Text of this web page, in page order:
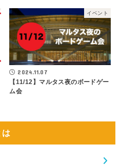
イベント
2024.11.07
【11/12】マルタス夜のボードゲー
ム会